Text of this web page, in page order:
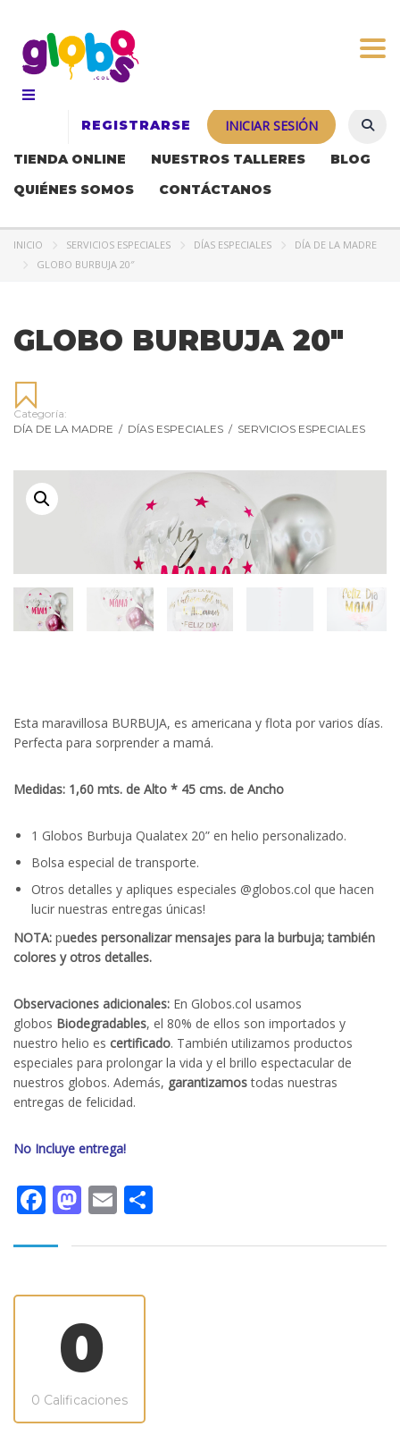
REGISTRARSE INICIAR SESIÓN
TIENDA ONLINE NUESTROS TALLERES
BLOG
QUIÉNES SOMOS
CONTÁCTANOS
INICIO SERVICIOS ESPECIALES DÍAS ESPECIALES
DÍA DE LA MADRE
GLOBO BURBUJA 20″
GLOBO BURBUJA 20″
Categoría:
DÍA DE LA MADRE / DÍAS ESPECIALES / SERVICIOS ESPECIALES
Esta maravillosa BURBUJA, es americana y flota por varios días.
Perfecta para sorprender a mamá.
Medidas: 1,60 mts. de Alto * 45 cms. de Ancho
1 Globos Burbuja Qualatex 20” en helio personalizado.
Bolsa especial de transporte.
Otros detalles y apliques especiales @globos.col que hacen
lucir nuestras entregas únicas!
NOTA: puedes personalizar mensajes para la burbuja; también
colores y otros detalles.
Observaciones adicionales: En Globos.col usamos
globos Biodegradables, el 80% de ellos son importados y
nuestro helio es certificado. También utilizamos productos
especiales para prolongar la vida y el brillo espectacular de
nuestros globos. Además, garantizamostodas nuestras
entregas de felicidad.
No Incluye entrega!
Facebook
Mastodon
Email
0
0 Calificaciones